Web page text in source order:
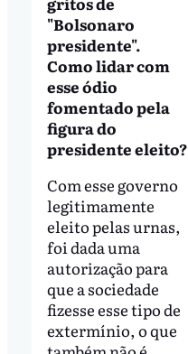
"Bolsonaro
presidente".
Como lidar com
esse ódio
fomentado pela
figura do
presidente eleito?
Com esse governo
legitimamente
eleito pelas urnas,
foi dada uma
autorização para
que a sociedade
fizesse esse tipo de
extermínio, o que